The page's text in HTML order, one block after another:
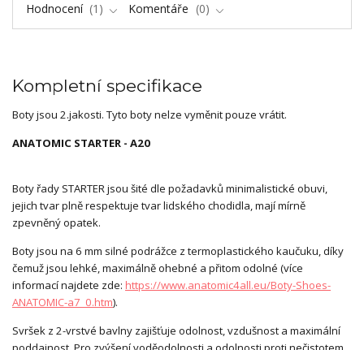
Hodnocení
1 Komentáře 0
Kompletní specifikace
Boty jsou 2.jakosti. Tyto boty nelze vyměnit pouze vrátit.
ANATOMIC STARTER - A20
Boty řady STARTER jsou šité dle požadavků minimalistické obuvi,
jejich tvar plně respektuje tvar lidského chodidla, mají mírně
zpevněný opatek.
Boty jsou na 6 mm silné podrážce z termoplastického kaučuku, díky
čemuž jsou lehké, maximálně ohebné a přitom odolné (více
informací najdete zde: https://www.anatomic4all.eu/Boty-Shoes-
ANATOMIC-a7_0.htm).
Svršek z 2-vrstvé bavlny zajišťuje odolnost, vzdušnost a maximální